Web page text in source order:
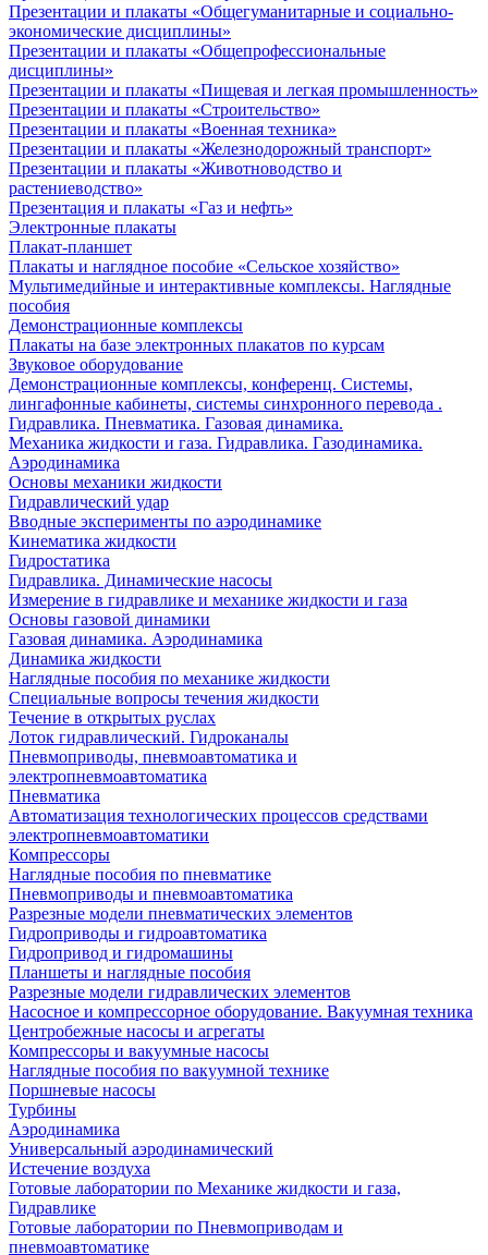
Презентации и плакаты «Общегуманитарные и социально-
экономические дисциплины»
Презентации и плакаты «Общепрофессиональные
дисциплины»
Презентации и плакаты «Пищевая и легкая промышленность»
Презентации и плакаты «Строительство»
Презентации и плакаты «Военная техника»
Презентации и плакаты «Железнодорожный транспорт»
Презентации и плакаты «Животноводство и
растениеводство»
Презентация и плакаты «Газ и нефть»
Электронные плакаты
Плакат-планшет
Плакаты и наглядное пособие «Сельское хозяйство»
Мультимедийные и интерактивные комплексы. Наглядные
пособия
Демонстрационные комплексы
Плакаты на базе электронных плакатов по курсам
Звуковое оборудование
Демонстрационные комплексы, конференц. Системы,
лингафонные кабинеты, системы синхронного перевода .
Гидравлика. Пневматика. Газовая динамика.
Механика жидкости и газа. Гидравлика. Газодинамика.
Аэродинамика
Основы механики жидкости
Гидравлический удар
Вводные эксперименты по аэродинамике
Кинематика жидкости
Гидростатика
Гидравлика. Динамические насосы
Измерение в гидравлике и механике жидкости и газа
Основы газовой динамики
Газовая динамика. Аэродинамика
Динамика жидкости
Наглядные пособия по механике жидкости
Специальные вопросы течения жидкости
Течение в открытых руслах
Лоток гидравлический. Гидроканалы
Пневмоприводы, пневмоавтоматика и
электропневмоавтоматика
Пневматика
Автоматизация технологических процессов средствами
электропневмоавтоматики
Компрессоры
Наглядные пособия по пневматике
Пневмоприводы и пневмоавтоматика
Разрезные модели пневматических элементов
Гидроприводы и гидроавтоматика
Гидропривод и гидромашины
Планшеты и наглядные пособия
Разрезные модели гидравлических элементов
Насосное и компрессорное оборудование. Вакуумная техника
Центробежные насосы и агрегаты
Компрессоры и вакуумные насосы
Наглядные пособия по вакуумной технике
Поршневые насосы
Турбины
Аэродинамика
Универсальный аэродинамический
Истечение воздуха
Готовые лаборатории по Механике жидкости и газа,
Гидравлике
Готовые лаборатории по Пневмоприводам и
пневмоавтоматике